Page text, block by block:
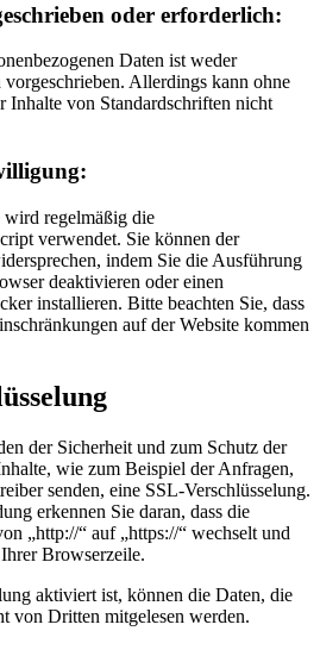
oder erforderlich:
Daten ist weder
Allerdings kann ohne
Inhalte von Standardschriften nicht
regelmäßig die
verwendet. Sie können der
indem Sie die Ausführung
deaktivieren oder einen
installieren. Bitte beachten Sie, dass
auf der Website kommen
der Sicherheit und zum Schutz der
wie zum Beispiel der Anfragen,
senden, eine SSL-Verschlüsselung.
erkennen Sie daran, dass die
„http://“ auf „https://“ wechselt und
Browserzeile.
aktiviert ist, können die Daten, die
von Dritten mitgelesen werden.